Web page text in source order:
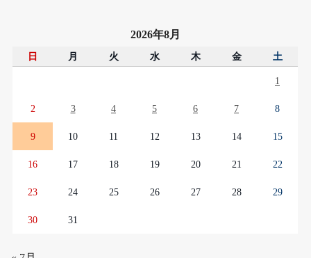
2026年8月
日 月 火 水 木 金 土
1
2 3 4 5 6 7 8
9 10 11 12 13 14 15
16 17 18 19 20 21 22
23 24 25 26 27 28 29
30 31